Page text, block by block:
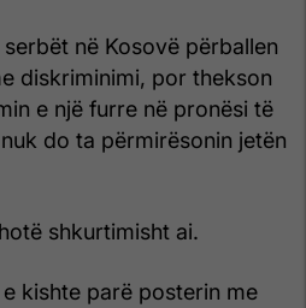
në Kosovë përballen
diskriminimi, por thekson
e një furre në pronësi të
do ta përmirësonin jetën
shkurtimisht ai.
kishte parë posterin me